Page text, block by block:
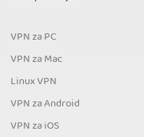
VPN za PC
VPN za Mac
Linux VPN
VPN za Android
VPN za iOS